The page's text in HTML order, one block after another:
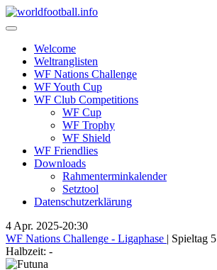
Skip
to
Welcome
Weltranglisten
WF Nations Challenge
WF Youth Cup
WF Club Competitions
WF Cup
WF Trophy
WF Shield
WF Friendlies
Downloads
Rahmenterminkalender
Setztool
Datenschutzerklärung
4 Apr. 2025-20:30
WF Nations Challenge - Ligaphase | Spieltag 5
Halbzeit: -